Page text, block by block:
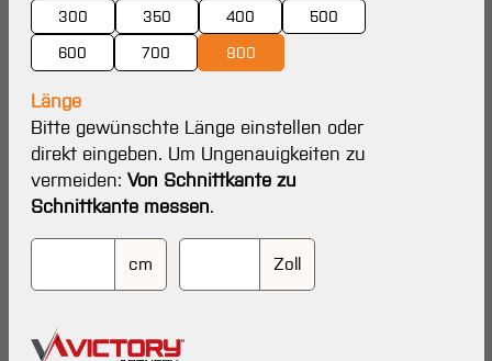
300 350 400
500
600
700 800
Länge
Bitte gewünschte Länge einstellen oder
direkt eingeben. Um Ungenauigkeiten zu
vermeiden: Von Schnittkante zu
Schnittkante messen.
cm Zoll